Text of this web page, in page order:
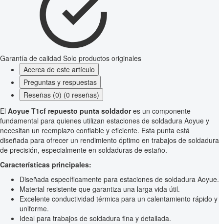
Garantía de calidad Solo productos originales
Acerca de este artículo
Preguntas y respuestas
Reseñas (0) (0 reseñas)
El Aoyue T1cf repuesto punta soldadores un componente
fundamental para quienes utilizan estaciones de soldadura Aoyue y
necesitan un reemplazo confiable y eficiente. Esta punta está
diseñada para ofrecer un rendimiento óptimo en trabajos de soldadura
de precisión, especialmente en soldaduras de estaño.
Características principales:
Diseñada específicamente para estaciones de soldadura Aoyue.
Material resistente que garantiza una larga vida útil.
Excelente conductividad térmica para un calentamiento rápido y
uniforme.
Ideal para trabajos de soldadura fina y detallada.